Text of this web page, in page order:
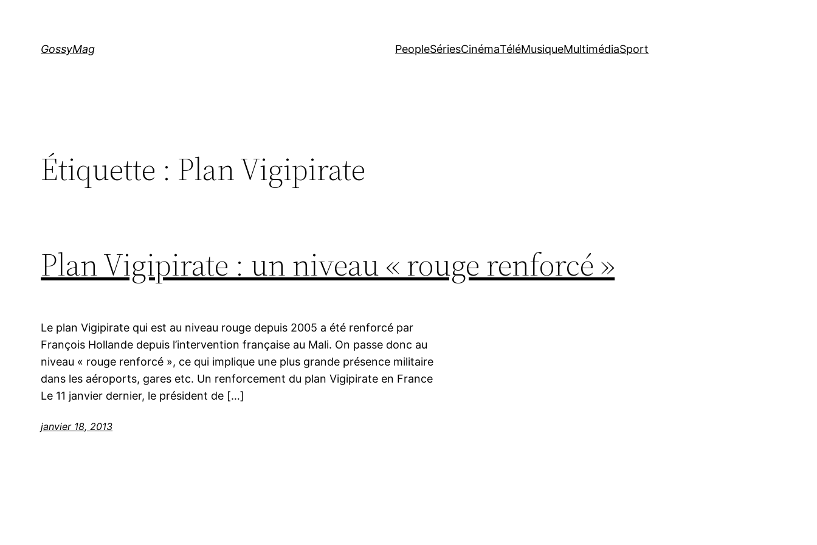
GossyMag PeopleSériesCinémaTéléMusiqueMultimédiaSport
Étiquette : Plan Vigipirate
Plan Vigipirate : un niveau « rouge renforcé »
Le plan Vigipirate qui est au niveau rouge depuis 2005 a été renforcé par
François Hollande depuis l’intervention française au Mali. On passe donc au
niveau « rouge renforcé », ce qui implique une plus grande présence militaire
dans les aéroports, gares etc. Un renforcement du plan Vigipirate en France
Le 11 janvier dernier, le président de […]
janvier 18, 2013